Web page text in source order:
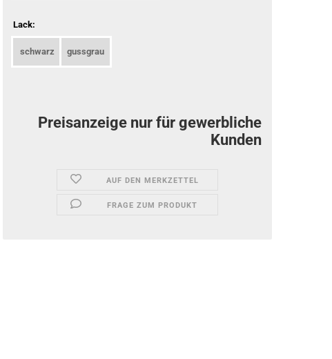
Lack:
schwarz gussgrau
Preisanzeige nur für gewerbliche
Kunden
AUF DEN MERKZETTEL
FRAGE ZUM PRODUKT